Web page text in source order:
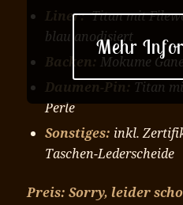
Liner:Titan mit
blau anodisiert
Backen: Mokume Gane
Daumen-Pin: Titan
Perle
Sonstiges: inkl.
Taschen-Lederscheide
Preis: Sorry, leider
Mehr